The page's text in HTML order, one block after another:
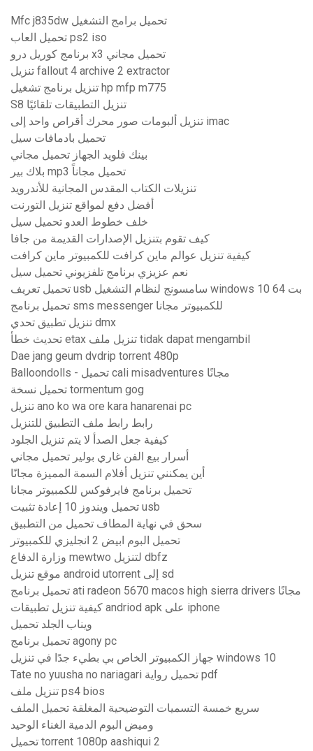
Mfc j835dw تحميل برامج التشغيل
تحميل العاب ps2 iso
برنامج كوريل درو x3 تحميل مجاني
تنزيل fallout 4 archive 2 extractor
تنزيل برنامج تشغيل hp mfp m775
S8 تنزيل التطبيقات تلقائيًا
تنزيل ألبومات صور محرك أقراص واحد إلى imac
تحميل بادمافات سيل
بينك فلويد الجهاز تحميل مجاني
بلاك بير mp3 تحميل مجاناً
تنزيلات الكتاب المقدس المجانية للأندرويد
أفضل دفع لمواقع تنزيل التورنت
خلف خطوط العدو تحميل سيل
كيف تقوم بتنزيل الإصدارات القديمة من جافا
كيفية تنزيل عوالم ماين كرافت للكمبيوتر ماين كرافت
نعم عزيزي برنامج تلفزيوني تحميل سيل
تحميل تعريف usb سامسونج لنظام التشغيل windows 10 64 بت
تحميل برنامج sms messenger للكمبيوتر مجانا
تنزيل تطبيق تحدي dmx
تحديث خطأ etax تنزيل ملف tidak dapat mengambil
Dae jang geum dvdrip torrent 480p
Balloondolls - تحميل cali misadventures مجانًا
تحميل نسخة tormentum gog
تنزيل ano ko wa ore kara hanarenai pc
رابط رابط ملف التطبيق للتنزيل
كيفية جعل الصدأ لا يتم تنزيل الجلود
أسرار بيع الفن غاري بولير تحميل مجاني
أين يمكنني تنزيل أفلام السمة المميزة مجانًا
تحميل برنامج فايرفوكس للكمبيوتر مجانا
تحميل ويندوز 10 إعادة تثبيت usb
سحق في نهاية المطاف تحميل من التطبيق
تحميل البوم ابيض 2 انجليزي للكمبيوتر
وزارة الدفاع mewtwo لتنزيل dbfz
موقع تنزيل android utorrent إلى sd
تحميل برنامج ati radeon 5670 macos high sierra drivers مجانًا
كيفية تنزيل تطبيقات andriod apk على iphone
ويناب الجلد تحميل
تحميل برنامج agony pc
جهاز الكمبيوتر الخاص بي بطيء جدًا في تنزيل windows 10
Tate no yuusha no nariagari تحميل رواية pdf
تنزيل ملف ps4 bios
سريع خمسة التسميات التوضيحية المغلقة تحميل الملف
وميض البوم الدمية الغناء الوحيد
تحميل torrent 1080p aashiqui 2